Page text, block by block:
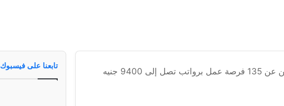
وزارة العمل تعلن عن 135 فرصة عمل برواتب تصل إلى 9400 جنيه
تابعنا على فيسبوك